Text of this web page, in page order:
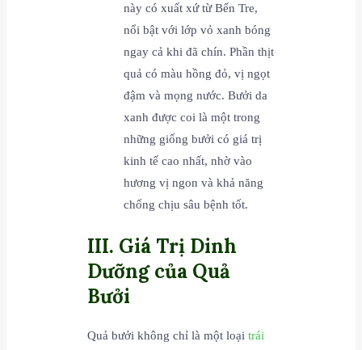
này có xuất xứ từ Bến Tre,
nổi bật với lớp vỏ xanh bóng
ngay cả khi đã chín. Phần thịt
quả có màu hồng đỏ, vị ngọt
đậm và mọng nước. Bưởi da
xanh được coi là một trong
những giống bưởi có giá trị
kinh tế cao nhất, nhờ vào
hương vị ngon và khả năng
chống chịu sâu bệnh tốt.
III. Giá Trị Dinh
Dưỡng của Quả
Bưởi
Quả bưởi không chỉ là một loạitrái